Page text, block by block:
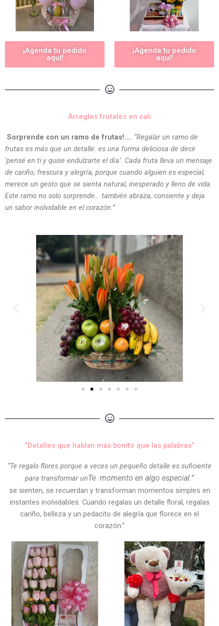
¡Agenda tu pedido
aquí!
¡Agenda tu pedido
aquí!
Arreglos frutales en cali
Sorprende con un ramo de frutas!…. “Regalar un ramo de
frutas es más que un detalle: es una forma deliciosa de decir
‘pensé en ti y quise endulzarte el día’. Cada fruta lleva un mensaje
de cariño, frescura y alegría, porque cuando alguien es especial,
merece un gesto que se sienta natural, inesperado y lleno de vida.
Este ramo no solo sorprende… también abraza, consiente y deja
un sabor inolvidable en el corazón.”
“Detalles que hablan más bonito que las palabras”
“Te regalo flores porque a veces un pequeño detalle es suficiente
para transformar unTe momento en algo especial.”
se sienten, se recuerdan y transforman momentos simples en
instantes inolvidables. Cuando regalas un detalle floral, regalas
cariño, belleza y un pedacito de alegría que florece en el
corazón.”